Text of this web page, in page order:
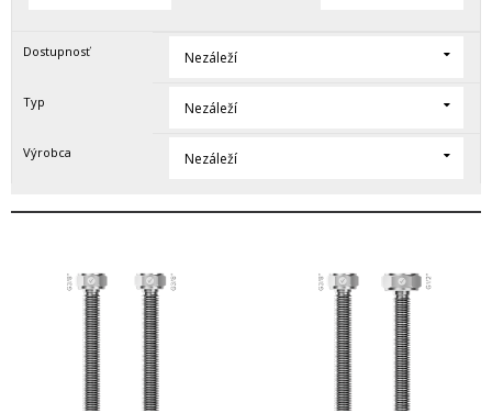
Dostupnosť Nezáleží
Typ Nezáleží
Výrobca Nezáleží